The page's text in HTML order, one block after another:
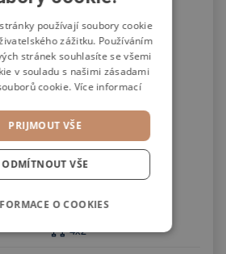
Hybrid 1.2
0 km
Manuální
4x2
POLISH
GERMAN
používají soubory cookie
zážitku. Používáním
stránek souhlasíte se všemi
v souladu s našimi zásadami
cookie. Více informací
PRIJMOUT VŠE
ODMÍTNOUT VŠE
O COOKIES